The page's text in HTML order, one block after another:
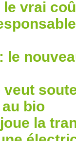
le vrai
le
veut
bio
la